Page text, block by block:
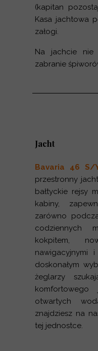
(kapitan
Kasa jachtowa
załogi.
Na jachcie nie
zabranie
Jacht
Bavaria 46 S/
przestronny
bałtyckie rejsy
kabiny,
zarówno
codziennych
kokpitem,
nawigacyjnymi
doskonałym
żeglarzy
otwartych
znajdziesz na
tej jednostce.